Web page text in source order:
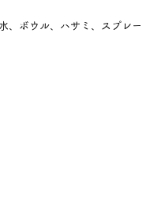
、ボウル、ハサミ、スプレー